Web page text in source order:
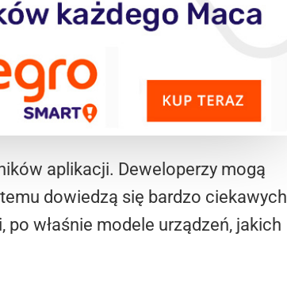
aplikacji. Deweloperzy mogą
dowiedzą się bardzo ciekawych
właśnie modele urządzeń, jakich